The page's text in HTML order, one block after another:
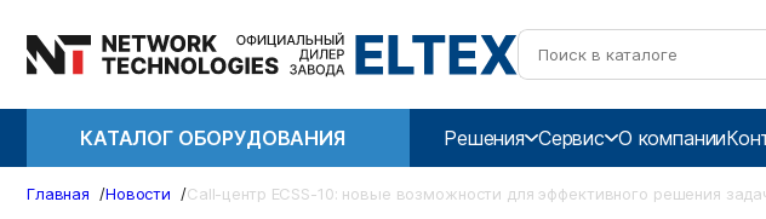
КАТАЛОГ ОБОРУДОВАНИЯ Решения Сервис О компании
Главная /Новости /Call-центр ECSS-10: новые возможности для эффективного решения